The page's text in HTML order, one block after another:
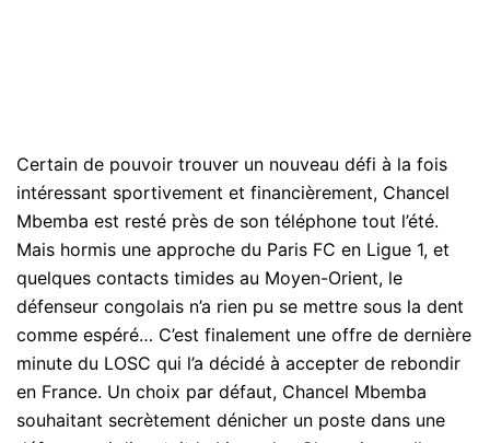
Certain de pouvoir trouver un nouveau défi à la fois
intéressant sportivement et financièrement, Chancel
Mbemba est resté près de son téléphone tout l’été.
Mais hormis une approche du Paris FC en Ligue 1, et
quelques contacts timides au Moyen-Orient, le
défenseur congolais n’a rien pu se mettre sous la dent
comme espéré… C’est finalement une offre de dernière
minute du LOSC qui l’a décidé à accepter de rebondir
en France. Un choix par défaut, Chancel Mbemba
souhaitant secrètement dénicher un poste dans une